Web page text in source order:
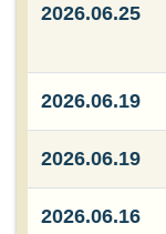
2026.06.25
2026.06.19
2026.06.19
2026.06.16